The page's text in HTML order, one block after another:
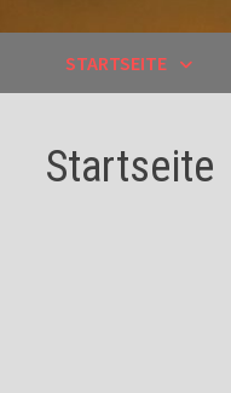
STARTSEITE
Startseite